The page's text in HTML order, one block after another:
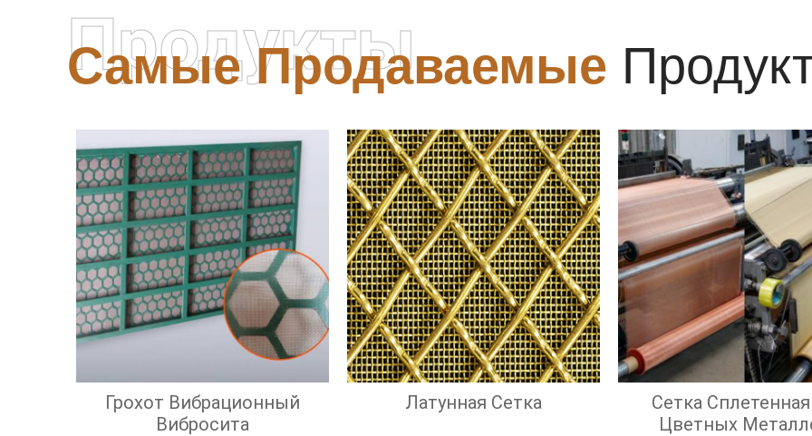
Самые Продаваемые
Продукты
Грохот Вибрационный
Вибросита
Латунная Сетка
Сетка
Цветных